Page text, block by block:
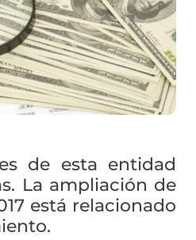
de esta entidad
La ampliación de
está relacionado